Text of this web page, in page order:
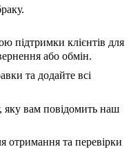
підтримки клієнтів для
або обмін.
та додайте всі
яку вам повідомить наш
отримання та перевірки